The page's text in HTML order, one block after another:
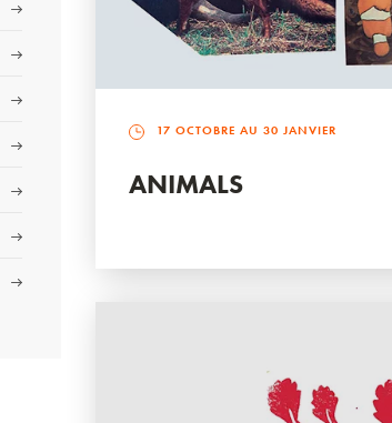
17 OCTOBRE AU 30 JANVIER
ANIMALS